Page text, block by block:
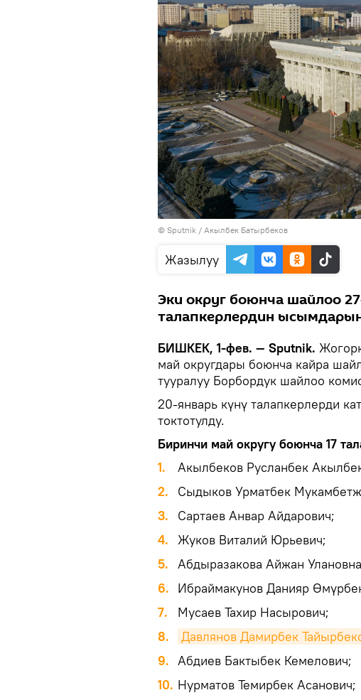
© Sputnik / Акылбек Батырбеков
Жазылуу
Эки округ боюнча шайлоо
талапкерлердин
БИШКЕК, 1-фев. — Sputnik.
май округдары боюнча кайра
тууралуу Борбордук шайлоо
20-январь күнү талапкерлерди
токтотулду.
Биринчи май округу боюнча 17
1.
Акылбеков Русланбек
2.
Сыдыков Урматбек
3.
Сартаев Анвар Айдарович;
4.
Жуков Виталий Юрьевич;
5.
Абдыразакова Айжан
6.
Ибраймакунов Данияр
7.
Мусаев Тахир Насырович;
8.
Давлянов Дамирбек
9. Абдиев Бактыбек Кемелович;
10. Нурматов Темирбек Асанович;